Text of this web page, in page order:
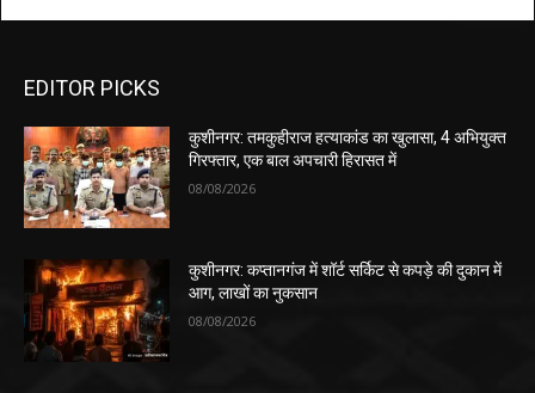
EDITOR PICKS
कुशीनगर: तमकुहीराज हत्याकांड का खुलासा, 4 अभियुक्त
गिरफ्तार, एक बाल अपचारी हिरासत में
08/08/2026
कुशीनगर: कप्तानगंज में शॉर्ट सर्किट से कपड़े की दुकान में
आग, लाखों का नुकसान
08/08/2026